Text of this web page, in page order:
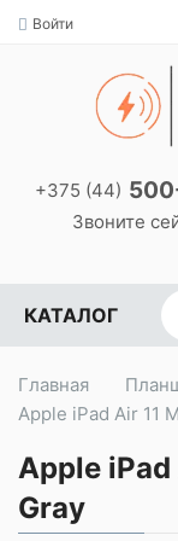
Войти
+375 (44)
Звоните
КАТАЛОГ
Главная
Apple iPad Air 11
Apple iPad
Gray